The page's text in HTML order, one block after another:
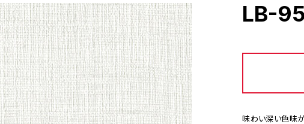
LB-
味わい深い色味